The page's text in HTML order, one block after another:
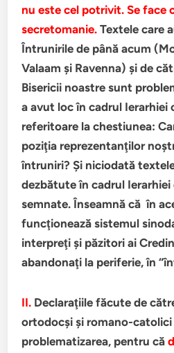
nu este cel potrivit. Se face
secretomanie. Textele care
Întrunirile de până acum
Valaam şi Ravenna) şi de
Bisericii noastre sunt
a avut loc în cadrul Ierarhiei
referitoare la chestiunea:
poziţia reprezentanţilor
întruniri? Şi niciodată
dezbătute în cadrul
semnate. Înseamnă că în
funcţionează sistemul
interpreţi şi păzitori ai
abandonaţi la periferie, în
II. Declaraţiile făcute de
ortodocşi şi romano-catolici
problematizarea, pentru că